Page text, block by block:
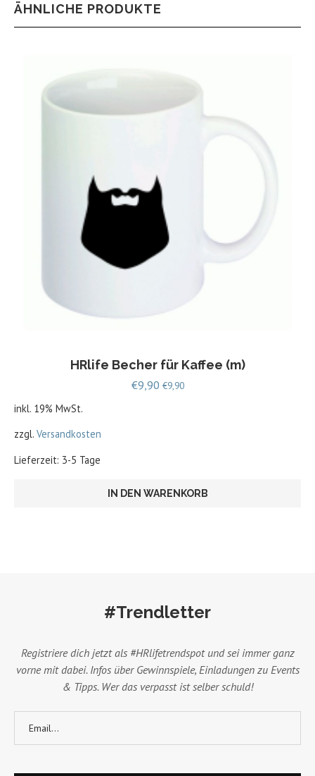
ÄHNLICHE PRODUKTE
HRlife Becher für Kaffee (m)
€9,90 €9,90
inkl. 19% MwSt.
zzgl. Versandkosten
Lieferzeit: 3-5 Tage
IN DEN WARENKORB
#Trendletter
Registriere dich jetzt als #HRlifetrendspot und sei immer ganz
vorne mit dabei. Infos über Gewinnspiele, Einladungen zu Events
& Tipps. Wer das verpasst ist selber schuld!